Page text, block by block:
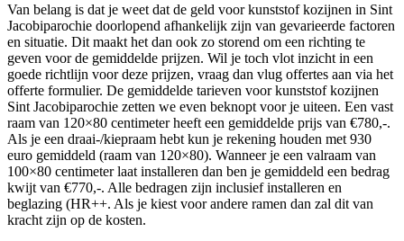
Van belang is dat je weet dat de geld voor kunststof kozijnen in Sint
Jacobiparochie doorlopend afhankelijk zijn van gevarieerde factoren
en situatie. Dit maakt het dan ook zo storend om een richting te
geven voor de gemiddelde prijzen. Wil je toch vlot inzicht in een
goede richtlijn voor deze prijzen, vraag dan vlug offertes aan via het
offerte formulier. De gemiddelde tarieven voor kunststof kozijnen
Sint Jacobiparochie zetten we even beknopt voor je uiteen. Een vast
raam van 120×80 centimeter heeft een gemiddelde prijs van €780,-.
Als je een draai-/kiepraam hebt kun je rekening houden met 930
euro gemiddeld (raam van 120×80). Wanneer je een valraam van
100×80 centimeter laat installeren dan ben je gemiddeld een bedrag
kwijt van €770,-. Alle bedragen zijn inclusief installeren en
beglazing (HR++. Als je kiest voor andere ramen dan zal dit van
kracht zijn op de kosten.